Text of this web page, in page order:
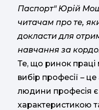
Паспорт" Юрій
читачам про те,
докласти для
навчання за
Те, що ринок праці
вибір професії –
людини професія
характеристикою